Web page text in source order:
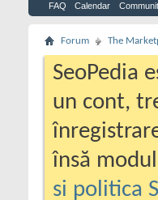
FAQ Calendar
Forum The
SeoPedia
un cont,
însă
si politica